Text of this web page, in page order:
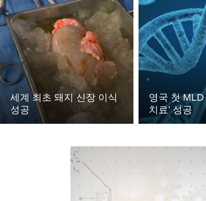
세계 최초 돼지 신장 이식
성공
영국 첫 MLD
치료’ 성공